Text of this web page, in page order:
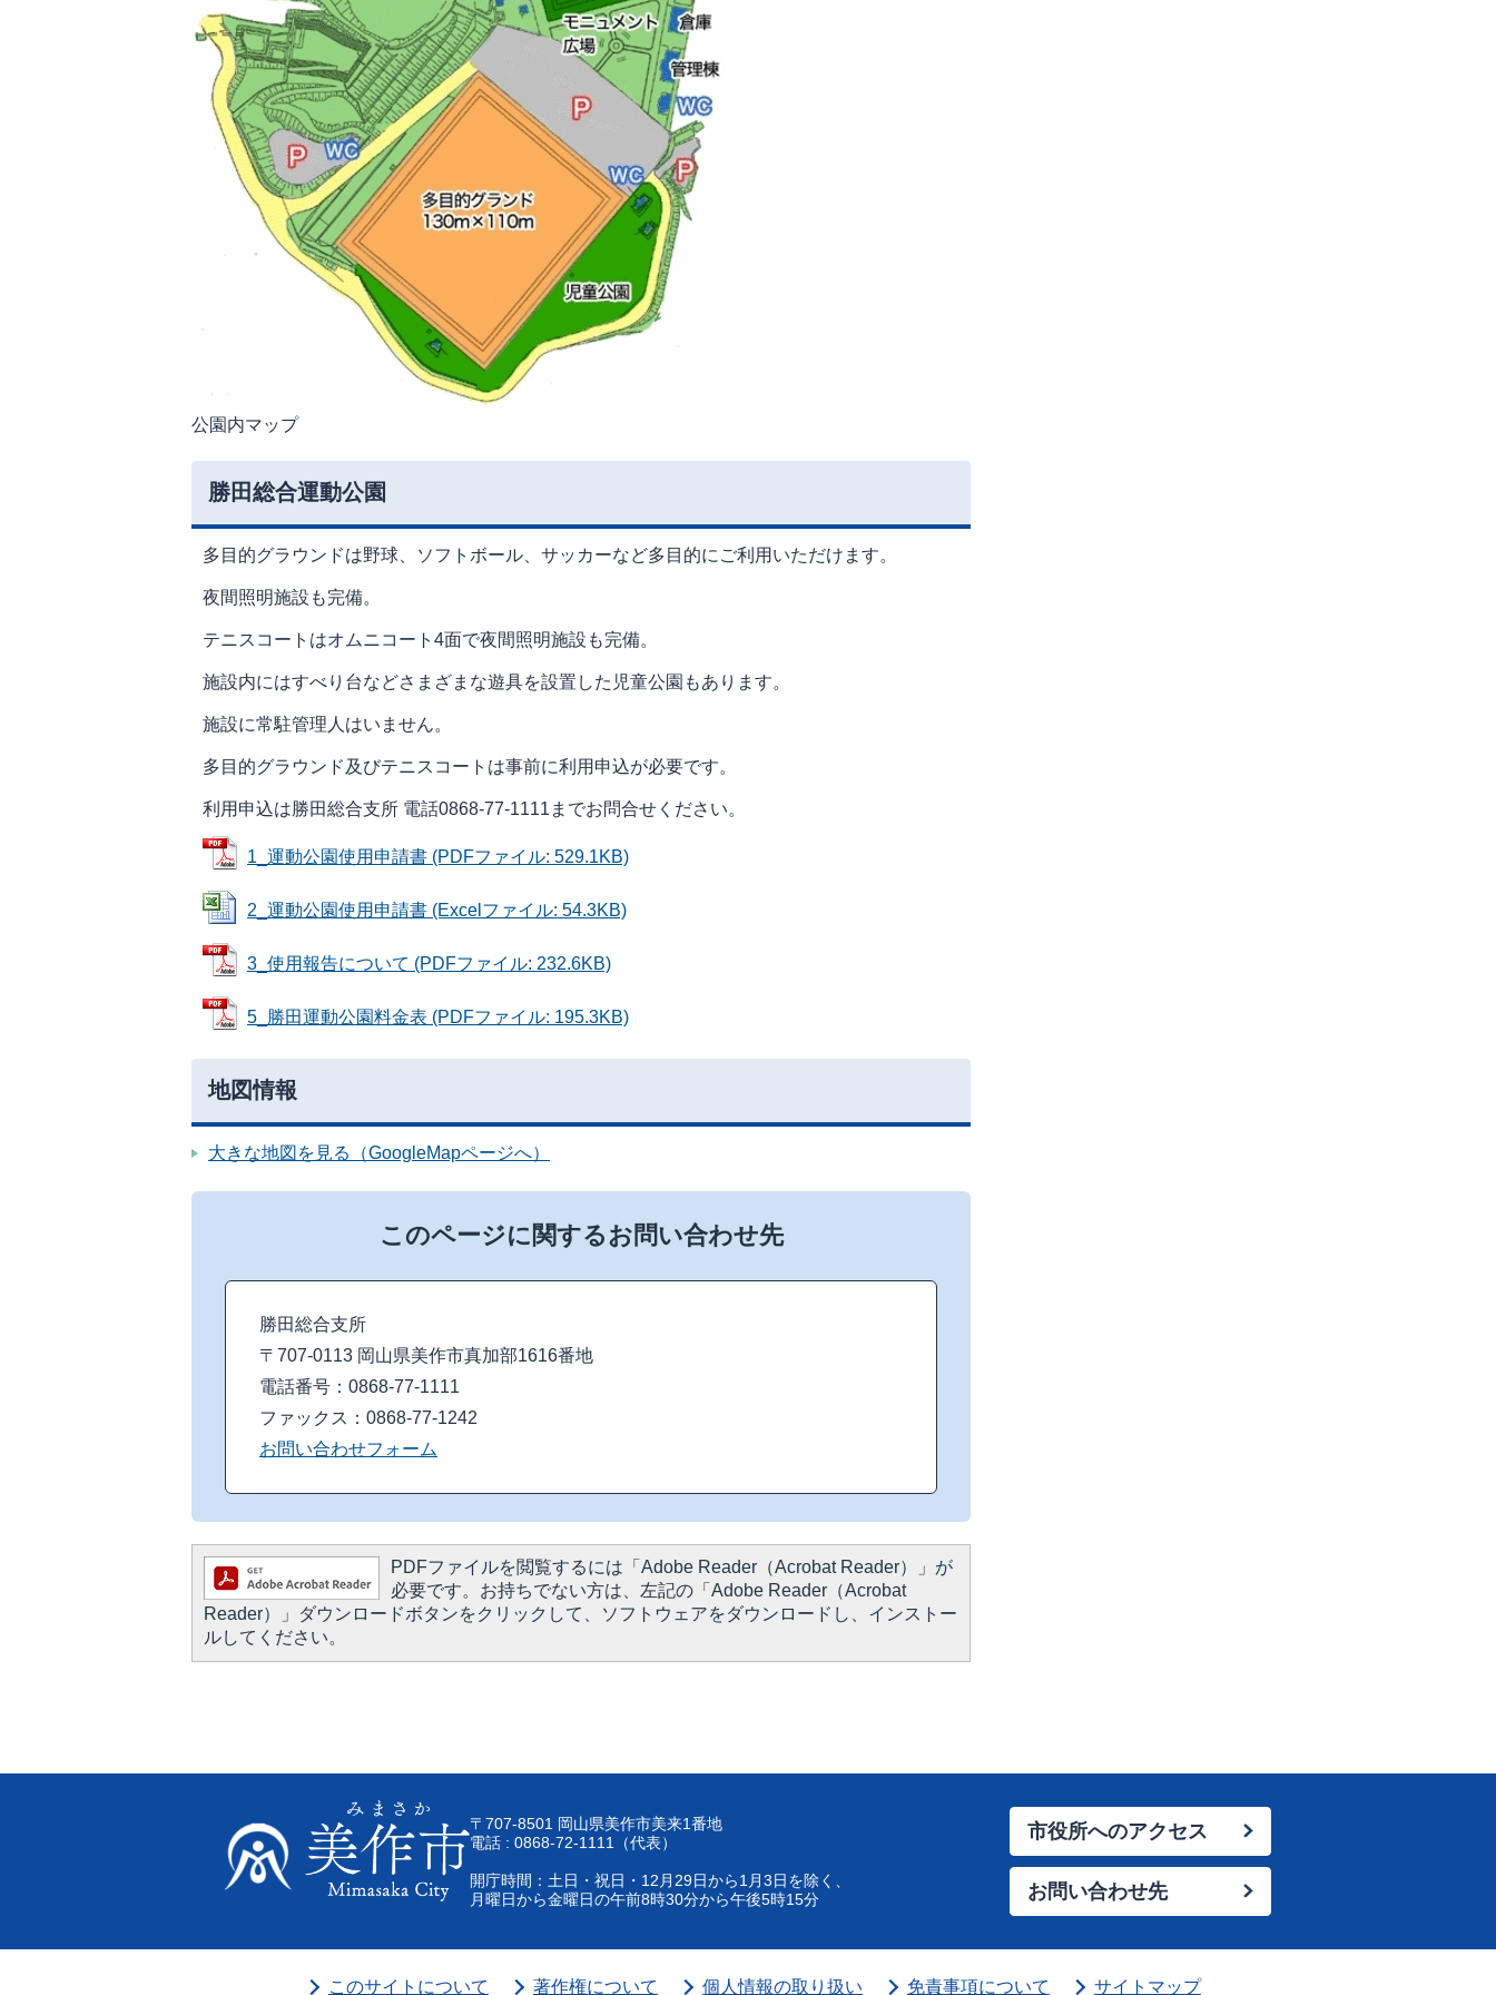
公園内マップ
勝田総合運動公園
多目的グラウンドは野球、ソフトボール、サッカーなど多目的にご利用いただけます。
夜間照明施設も完備。
テニスコートはオムニコート4面で夜間照明施設も完備。
施設内にはすべり台などさまざまな遊具を設置した児童公園もあります。
施設に常駐管理人はいません。
多目的グラウンド及びテニスコートは事前に利用申込が必要です。
利用申込は勝田総合支所 電話0868-77-1111までお問合せください。
1_運動公園使用申請書 (PDFファイル: 529.1KB)
2_運動公園使用申請書 (Excelファイル: 54.3KB)
3_使用報告について (PDFファイル: 232.6KB)
5_勝田運動公園料金表 (PDFファイル: 195.3KB)
地図情報
大きな地図を見る（GoogleMapページへ）
このページに関するお問い合わせ先
勝田総合支所
〒707-0113 岡山県美作市真加部1616番地
電話番号：0868-77-1111
ファックス：0868-77-1242
お問い合わせフォーム
PDFファイルを閲覧するには「Adobe Reader（Acrobat Reader）」が
必要です。お持ちでない方は、左記の「Adobe Reader（Acrobat
Reader）」ダウンロードボタンをクリックして、ソフトウェアをダウンロードし、インストー
ルしてください。
〒707-8501 岡山県美作市美来1番地
電話 : 0868-72-1111（代表）
開庁時間：土日・祝日・12月29日から1月3日を除く、
月曜日から金曜日の午前8時30分から午後5時15分
市役所へのアクセス
お問い合わせ先
このサイトについて 著作権について 個人情報の取り扱い 免責事項について サイトマップ